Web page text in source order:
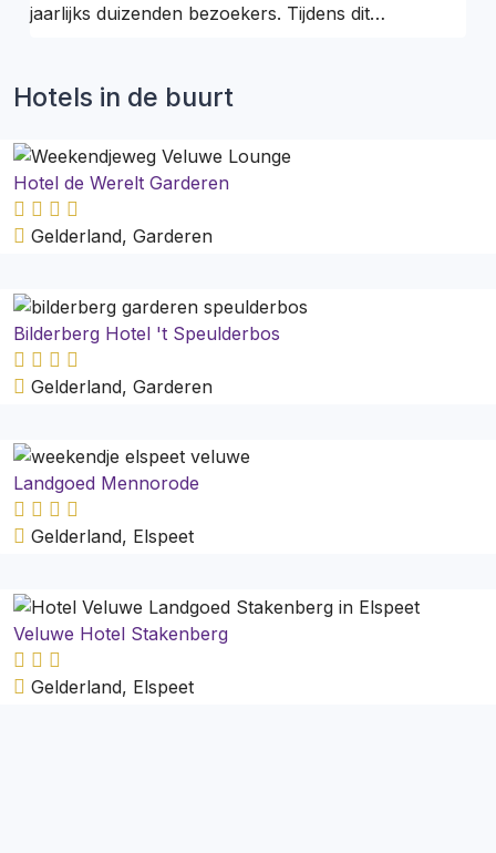
jaarlijks duizenden bezoekers. Tijdens dit…
Hotels in de buurt
Hotel de Werelt Garderen
Gelderland, Garderen
Bilderberg Hotel 't Speulderbos
Gelderland, Garderen
Landgoed Mennorode
Gelderland, Elspeet
Veluwe Hotel Stakenberg
Gelderland, Elspeet